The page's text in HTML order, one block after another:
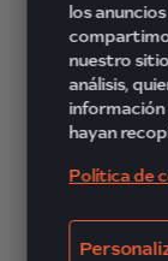
– Les sigue el
– Losviajes
segundo
nada
los
nuestro
análisis,
información
hayan
Política de